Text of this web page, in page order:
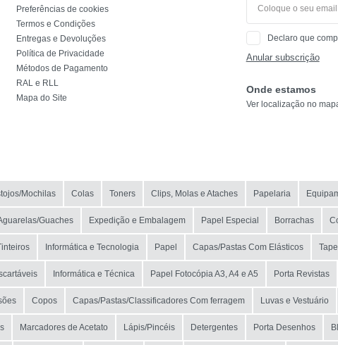
Preferências de cookies
Termos e Condições
Entregas e Devoluções
Política de Privacidade
Métodos de Pagamento
RAL e RLL
Mapa do Site
Declaro que
Anular subscrição
Onde estamos
Ver localização no
Mochilas Colas Toners Clips, Molas e Ataches Papelaria
Guaches Expedição e Embalagem Papel Especial Borrachas
Informática e Tecnologia Papel Capas/Pastas Com Elásticos
Informática e Técnica Papel Fotocópia A3, A4 e A5 Porta Revistas
Copos Capas/Pastas/Classificadores Com ferragem Luvas e Vestuário
Marcadores de Acetato Lápis/Pincéis Detergentes Porta Desenhos
CATEGORIA
REF
MODELO